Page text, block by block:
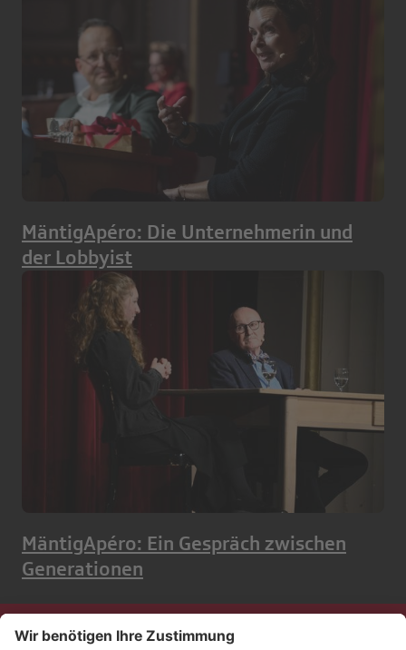
MäntigApéro: Die Unternehmerin und
der Lobbyist
MäntigApéro: Ein Gespräch zwischen
Generationen